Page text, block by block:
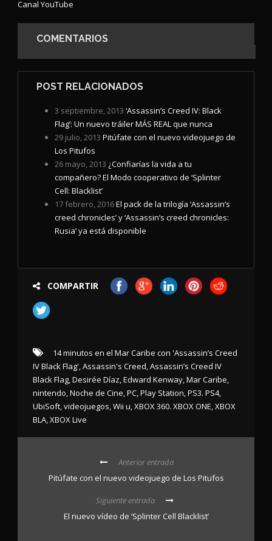
Canal YouTube
COMENTARIOS
POST RELACIONADOS
3 septiembre, 2013 ‘Assassin’s Creed IV: Black
Flag’: Un nuevo tráiler MÁS REAL que nunca
29 julio, 2013 Pitúfate con el nuevo videojuego de
Los Pitufos
26 mayo, 2013 ¿Confiarías la vida a tu
compañero? El Modo cooperativo de ‘Splinter
Cell: Blacklist’
17 febrero, 2016El pack de la trilogía ‘Assassin’s
creed chronicles’ y ‘Assassin’s creed chronicles:
Rusia’ ya está disponible
COMPARTIR
14 minutos en el Mar Caribe con 'Assassin’s Creed
IV Black Flag',Assassin's Creed,Assassin’s Creed IV
Black Flag,Desirée Díaz,Edward Kenway,Mar Caribe,
nintendo,Noche de Cine,PC,Play Station,PS3. PS4,
UbiSoft,videojuegos,Wii u,XBOX 360. XBOX ONE,XBOX
BLA,XBOX Live
Anterior entrada
Pitúfate con el nuevo videojuego de Los Pitufos
Siguiente entrada
El nuevo vídeo de ‘Splinter Cell Blacklist’